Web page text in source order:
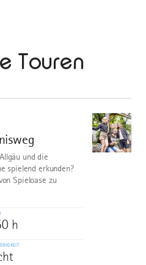
Touren
©
und die
spielend erkunden?
Spieloase zu
h